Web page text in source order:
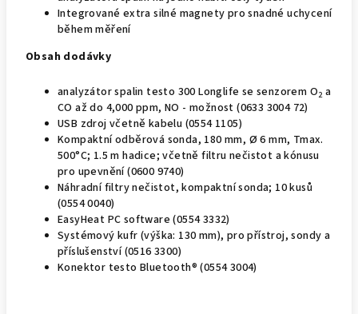
Integrované extra silné magnety pro snadné uchycení
během měření
Obsah dodávky
analyzátor spalin testo 300 Longlife se senzorem O2 a
CO až do 4,000 ppm, NO - možnost (0633 3004 72)
USB zdroj včetně kabelu (0554 1105)
Kompaktní odběrová sonda, 180 mm, Ø 6 mm, Tmax.
500°C; 1.5 m hadice; včetně filtru nečistot a kónusu
pro upevnění (0600 9740)
Náhradní filtry nečistot, kompaktní sonda; 10 kusů
(0554 0040)
EasyHeat PC software (0554 3332)
Systémový kufr (výška: 130 mm), pro přístroj, sondy a
příslušenství (0516 3300)
Konektor testo Bluetooth® (0554 3004)